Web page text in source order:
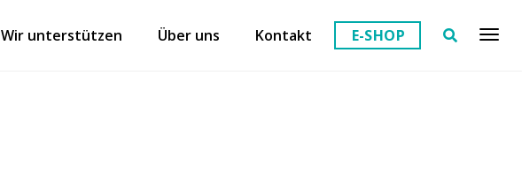
Wir unterstützen Über uns Kontakt E-SHOP